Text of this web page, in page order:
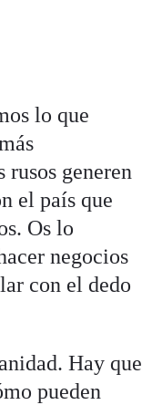
lo que
rusos generen
el país que
Os lo
negocios
con el dedo
Hay que
pueden